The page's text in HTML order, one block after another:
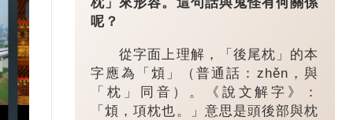
3:49
呢？
從字面上理解，「後尾枕」的本
字應為「䪴」（普通話：zhěn，與
「枕」同音）。《說文解字》：
「䪴，項枕也。」意思是頭後部與枕